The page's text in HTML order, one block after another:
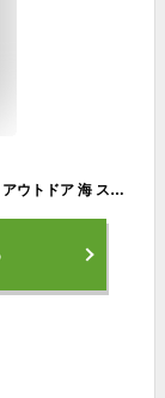
メンズ ラッシュガード トレンカ ラッシュ マリンカ アウトドア 海 スポーツ 釣り プール サーフィン 海水浴 夏フェス UPF50+ DRY速乾 紫外線対策 UVカット98％以上